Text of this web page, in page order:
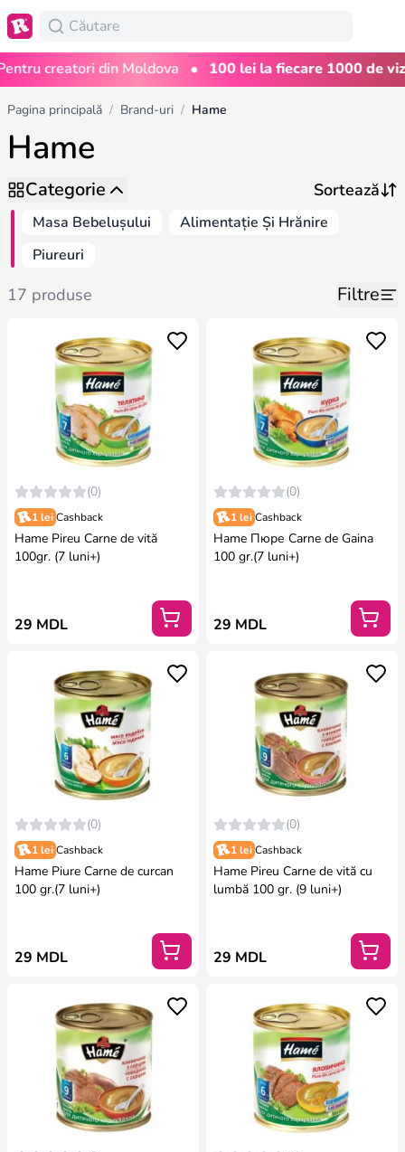
creatori din Moldova • 100 lei la fiecare 1000 de
Pagina principală / Brand-uri / Hame
Hame
Categorie
Masa Bebelușului
Alimentație Și Hrănire
Piureuri
17 produse Filtre
(0)
1 lei Cashback
Hame Pireu Carne de vită
100gr. (7 luni+)
29 MDL
(0)
1 lei Cashback
Hame Пюре Carne de Gaina
100 gr.(7 luni+)
29 MDL
(0)
1 lei Cashback
Hame Piure Carne de curcan
100 gr.(7 luni+)
29 MDL
(0)
1 lei Cashback
Hame Pireu Carne de vită cu
lumbă 100 gr. (9 luni+)
29 MDL